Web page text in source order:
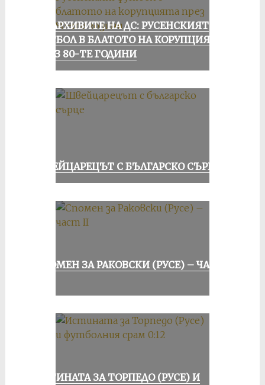
ИЗ АРХИВИТЕ НА ДС: РУСЕНСКИЯТ
ФУТБОЛ В БЛАТОТО НА КОРУПЦИЯТА
ПРЕЗ 80-ТЕ ГОДИНИ
ШВЕЙЦАРЕЦЪТ С БЪЛГАРСКО СЪРЦЕ
СПОМЕН ЗА РАКОВСКИ (РУСЕ) – ЧАСТ
ИСТИНАТА ЗА ТОРПЕДО (РУСЕ) И